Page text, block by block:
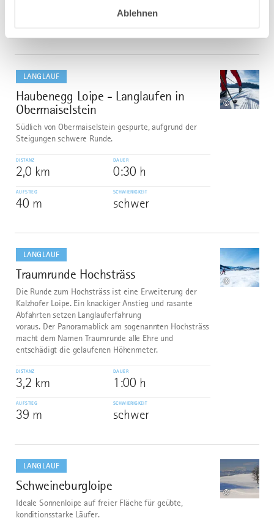
Ablehnen
SCHWIERIGKEIT
LANGLAUF
7
Haubenegg Loipe - Langlaufen in
Obermaiselstein
©
Südlich von Obermaiselstein gespurte, aufgrund der
Steigungen schwere Runde.
DISTANZ
2,0 km
DAUER
0:30 h
AUFSTIEG
40 m
SCHWIERIGKEIT
schwer
dazu
LANGLAUF
8
Traumrunde Hochsträss
©
Die Runde zum Hochsträss ist eine Erweiterung der
Kalzhofer Loipe. Ein knackiger Anstieg und rasante
Abfahrten setzen Langlauferfahrung
voraus. Der Panoramablick am sogenannten Hochsträss
macht dem Namen Traumrunde alle Ehre und
entschädigt die gelaufenen Höhenmeter.
DISTANZ
3,2 km
DAUER
1:00 h
AUFSTIEG
39 m
SCHWIERIGKEIT
schwer
dazu
LANGLAUF
9
Schweineburgloipe
©
Ideale Sonnenloipe auf freier Fläche für geübte,
konditionsstarke Läufer.
dazu